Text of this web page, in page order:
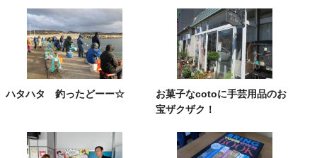
ハタハタ 釣ったどーー☆
お菓子なcotoに手芸用品のお
宝ザクザク！